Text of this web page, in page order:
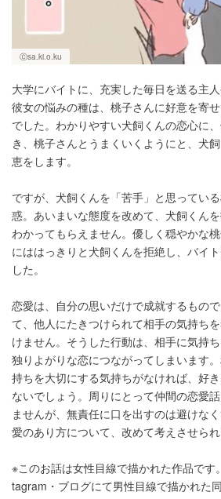
Ⓒsa.ki.o.ku
大学にバイトに、充実した毎日を送る主
彼女の悩みの種は、桃子さんに好意を寄
でした。わかりやすい犬飼くんの恋心に
き、桃子さんとうまくいくようにと、犬
恵をします。
ですが、犬飼くんを「苦手」と思ってい
惑。あいまいな態度を改めて、犬飼くん
わかってもらえません。優しく穏やかな
にははっきりと犬飼くんを拒絶し、バイ
した。
恋愛は、自分の思いだけで成就するもの
て、他人にたきつけられて相手の気持ち
けません。そうした行動は、相手に気持ち
独りよがりな恋につながってしまいます
持ちを大切にする気持ちがなければ、好
ないでしょう。周りにとって仲間の恋愛
ませんが、無責任に口を出すのは避けな
愛のあり方について、改めて考えさせられ
※このお話は女性目線で描かれた作品で
tagram・ブログにて男性目線で描かれた